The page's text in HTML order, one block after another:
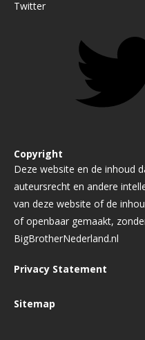
Twitter
Copyright
Deze website en de inhoud
auteursrecht en andere
van deze website of de
of openbaar gemaakt,
BigBrotherNederland.nl
Privacy Statement
Sitemap